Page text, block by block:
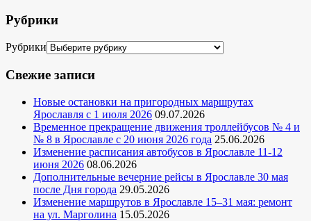
Рубрики
Рубрики
Свежие записи
Новые остановки на пригородных маршрутах
Ярославля с 1 июля 2026 09.07.2026
Временное прекращение движения троллейбусов № 4 и
№ 8 в Ярославле с 20 июня 2026 года 25.06.2026
Изменение расписания автобусов в Ярославле 11-12
июня 2026 08.06.2026
Дополнительные вечерние рейсы в Ярославле 30 мая
после Дня города 29.05.2026
Изменение маршрутов в Ярославле 15–31 мая: ремонт
на ул. Марголина 15.05.2026